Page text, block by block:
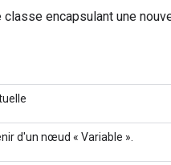
encapsulant une
d'un nœud « Variable ».